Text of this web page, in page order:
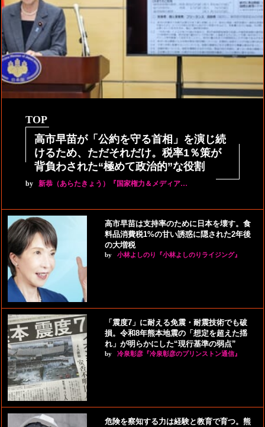
TOP
高市早苗が「公約を守る首相」を演じ続
けるため、ただそれだけ。税率1％策が
背負わされた“極めて政治的”な役割
by 新恭（あらたきょう）『国家権力＆メディア…
高市早苗は支持率のために日本を壊す。食
料品消費税1%の甘い誘惑に隠された2年後
の大増税
by 小林よしのり『小林よしのりライジング』
「震度7」に耐える免震・耐震技術でも破
損。令和8年熊本地震の「想定を超えた揺
れ」が明らかにした“現行基準の弱点”
by 冷泉彰彦『冷泉彰彦のプリンストン通信』
危険を察知する力は経験と教育で育つ。熊